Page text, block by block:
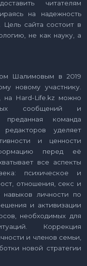
читателям
на надежность
сайта состоит в
не как науку, а
Шалимовым в 2019
новому участнику.
Hard-Life.kz можно
сообщений и
команда
уделяет
и ценности
перед её
все аспекты
психическое и
отношения, секс и
личности по
и активизации
необходимых для
Коррекция
и членов семьи,
новой стратегии